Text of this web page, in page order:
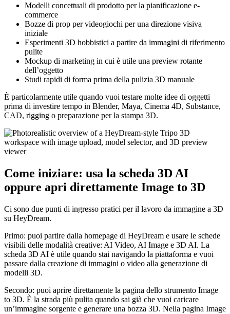
Modelli concettuali di prodotto per la pianificazione e-
commerce
Bozze di prop per videogiochi per una direzione visiva
iniziale
Esperimenti 3D hobbistici a partire da immagini di riferimento
pulite
Mockup di marketing in cui è utile una preview rotante
dell’oggetto
Studi rapidi di forma prima della pulizia 3D manuale
È particolarmente utile quando vuoi testare molte idee di oggetti
prima di investire tempo in Blender, Maya, Cinema 4D, Substance,
CAD, rigging o preparazione per la stampa 3D.
Come iniziare: usa la scheda 3D AI
oppure apri direttamente Image to 3D
Ci sono due punti di ingresso pratici per il lavoro da immagine a 3D
su HeyDream.
Primo: puoi partire dalla homepage di HeyDream e usare le schede
visibili delle modalità creative: AI Video, AI Image e 3D AI. La
scheda 3D AI è utile quando stai navigando la piattaforma e vuoi
passare dalla creazione di immagini o video alla generazione di
modelli 3D.
Secondo: puoi aprire direttamente la pagina dello strumento Image
to 3D. È la strada più pulita quando sai già che vuoi caricare
un’immagine sorgente e generare una bozza 3D. Nella pagina Image